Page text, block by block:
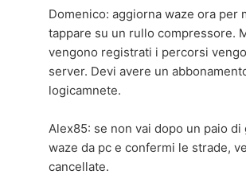
Domenico: aggiorna waze ora per
tappare su un rullo compressore.
vengono registrati i percorsi
server. Devi avere un
logicamnete.
Alex85: se non vai dopo un paio
waze da pc e confermi le strade,
cancellate.